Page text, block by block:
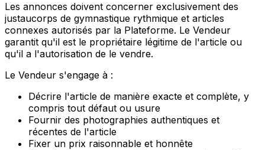
Les annonces doivent concerner exclusivement des
justaucorps de gymnastique rythmique et articles
connexes autorisés par la Plateforme. Le Vendeur
garantit qu'il est le propriétaire légitime de l'article ou
qu'il a l'autorisation de le vendre.
Le Vendeur s'engage à :
Décrire l'article de manière exacte et complète, y
compris tout défaut ou usure
Fournir des photographies authentiques et
récentes de l'article
Fixer un prix raisonnable et honnête